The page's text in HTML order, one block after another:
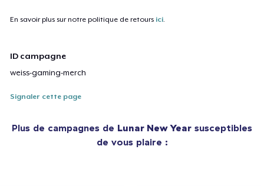
En savoir plus sur notre politique de retours ici.
ID campagne
weiss-gaming-merch
Signaler cette page
Plus de campagnes de Lunar New Year susceptibles
de vous plaire :